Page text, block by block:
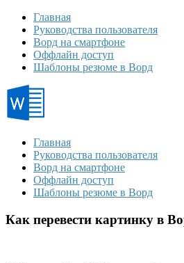
Главная
Руководства пользователя
Ворд на смартфоне
Оффлайн доступ
Шаблоны резюме в Ворд
Главная
Руководства пользователя
Ворд на смартфоне
Оффлайн доступ
Шаблоны резюме в Ворд
Как перевести картинку в